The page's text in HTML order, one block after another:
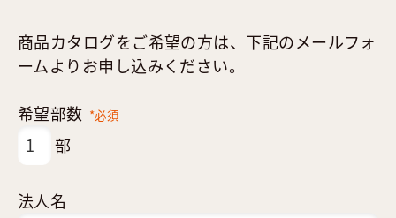
商品カタログをご希望の方は、下記のメールフォ
ームよりお申し込みください。
希望部数 *必須
部
法人名